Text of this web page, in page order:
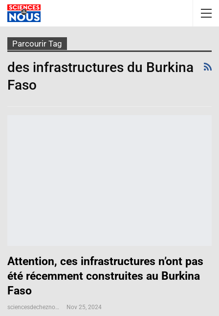
Parcourir Tag
des infrastructures du Burkina
Faso
Attention, ces infrastructures n’ont pas
été récemment construites au Burkina
Faso
sciencesdecheznous@gmail.com Nov 25, 2024